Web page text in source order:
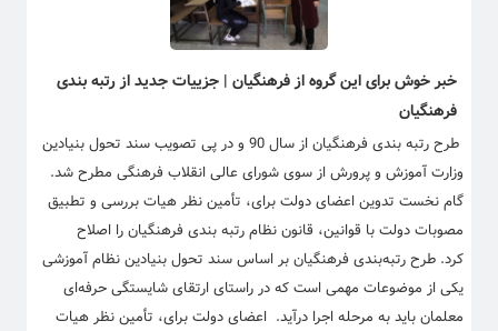
خبر خوش برای این گروه از فرهنگیان | جزییات جدید از رتبه بندی
فرهنگیان
​ ​طرح رتبه بندی فرهنگیان از سال 90 و در پی تصویب سند تحول بنیادین
وزارت آموزش و پرورش از سوی شورای عالی انقلاب فرهنگی مطرح شد.
گام نخست تدوین اعضای دولت برای، تأمین نظر هیات بررسی و تطبیق
مصوبات دولت با قوانین، قانون نظام رتبه بندی فرهنگیان را اصلاح
کرد. طرح رتبه‌بندی فرهنگیان بر اساس سند تحول بنیادین نظام آموزشی
یکی از موضوعات مهمی است که در راستای ارتقای شایستگی حرفه‌ای
معلمان باید به مرحله اجرا درآید. اعضای دولت برای، تأمین نظر هیات